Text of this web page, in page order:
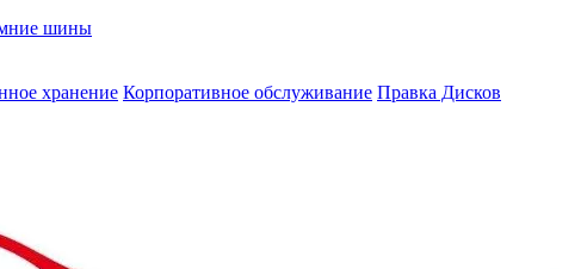
шины
хранение Корпоративное обслуживание Правка Дисков